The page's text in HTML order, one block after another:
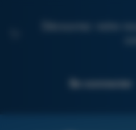
Découvrez notre
Se connecter